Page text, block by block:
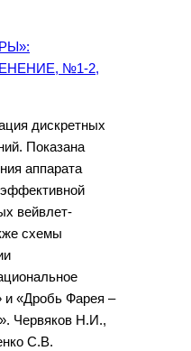
№1-2,
дискретных
Показана
аппарата
вейвлет-
схемы
и «Дробь Фарея –
Червяков Н.И.,
С.В.